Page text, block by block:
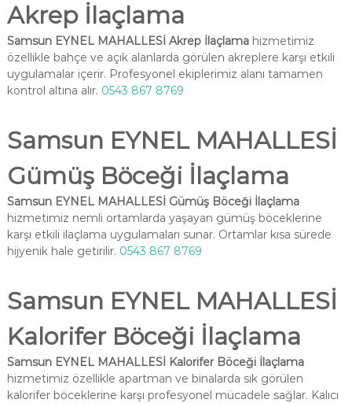
Akrep İlaçlama
Samsun EYNEL MAHALLESİ Akrep İlaçlamahizmetimiz
özellikle bahçe ve açık alanlarda görülen akreplere karşı etkili
uygulamalar içerir. Profesyonel ekiplerimiz alanı tamamen
kontrol altına alır. 0543 867 8769
Samsun EYNEL MAHALLESİ
Gümüş Böceği İlaçlama
Samsun EYNEL MAHALLESİ Gümüş Böceği İlaçlama
hizmetimiz nemli ortamlarda yaşayan gümüş böceklerine
karşı etkili ilaçlama uygulamaları sunar. Ortamlar kısa sürede
hijyenik hale getirilir. 0543 867 8769
Samsun EYNEL MAHALLESİ
Kalorifer Böceği İlaçlama
Samsun EYNEL MAHALLESİ Kalorifer Böceği İlaçlama
hizmetimiz özellikle apartman ve binalarda sık görülen
kalorifer böceklerine karşı profesyonel mücadele sağlar. Kalıcı